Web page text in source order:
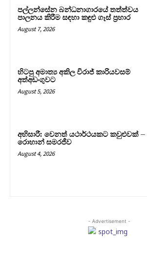
පල්ලන්සේන බන්ධනාගාරයේ තත්ත්වය
පාලනය කිරීම සඳහා කඳුළු ගෑස් ප්‍රහාර
August 7, 2026
හිටපු අමාත්‍ය අකිල විරාජ් කාරියවසම්
අත්අඩංගුවට
August 5, 2026
අභිසාරී: වෙනත් යථාර්ථයකට කවුළුවක් –
රොහාන් සමරජීව
August 4, 2026
- Advertisement -